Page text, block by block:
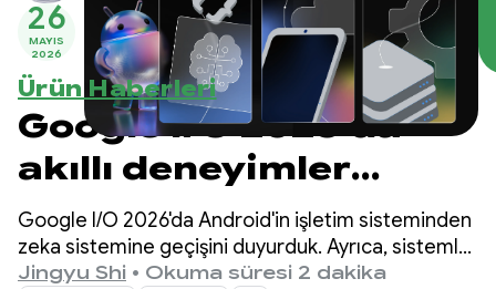
26
MAYIS
2026
Ürün Haberleri
Google I/O 2026'da
akıllı deneyimler
oluşturmaya yönelik
Android'deki en
Google I/O 2026'da Android'in işletim sisteminden
zeka sistemine geçişini duyurduk. Ayrıca, sistemle
yerel olarak akıllı deneyimler oluşturabileceğinizi
Jingyu Shi • Okuma süresi 2 dakika